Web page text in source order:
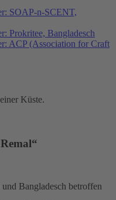
SOAP-n-SCENT,
Prokritee, Bangladesch
ACP (Association for Craft
Bangladesch betroffen